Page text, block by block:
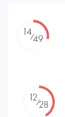
14⁄49
12⁄28